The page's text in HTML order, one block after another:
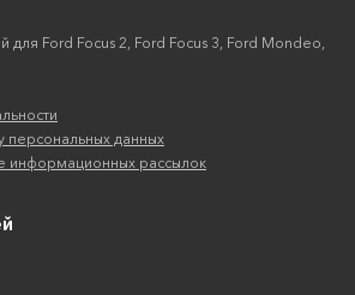
для Ford Focus 2, Ford Focus 3, Ford Mondeo,
персональных данных
информационных рассылок